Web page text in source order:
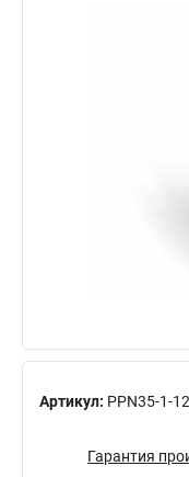
Артикул: PPN35-1-
Гарантия